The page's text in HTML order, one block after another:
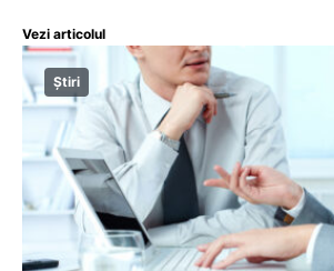
Vezi articolul
Știri